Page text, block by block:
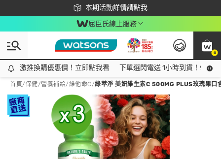
本期活動詳情請點我
下載app最高回饋$350
屈臣氏線上服務
0
激推換購優惠價！立即點我看
激推換購優惠價！立即點我看 下單選閃電送 1小時到貨！領神
首頁/保健/營養補給/維他命C/綠萃淨 美妍維生素C 500MG PLUS玫瑰果